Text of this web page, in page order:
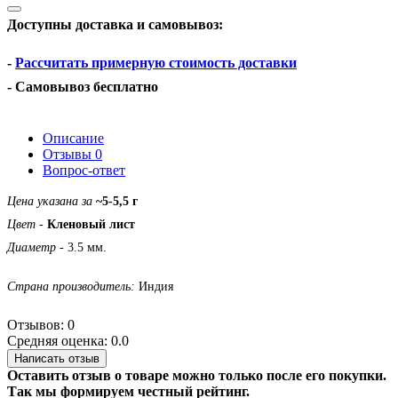
Доступны доставка и самовывоз:
- Рассчитать примерную стоимость доставки
- Самовывоз бесплатно
Описание
Отзывы 0
Вопрос-ответ
Цена указана за ~5-5,5 г
Цвет - Кленовый лист
Диаметр - 3.5 мм.
Страна производитель: Индия
Отзывов: 0
Средняя оценка: 0.0
Написать отзыв
Оставить отзыв о товаре можно только после его покупки.
Так мы формируем честный рейтинг.